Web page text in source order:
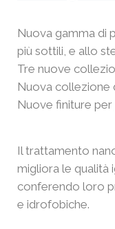
Nuova gamma di
più sottili, e allo
Tre nuove
Nuova collezione
Nuove finiture per
Il trattamento
migliora le qualità
conferendo loro
e idrofobiche.